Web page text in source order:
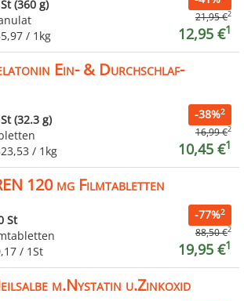
(360 g)
/ 1kg
21,95 €2
12,95 €1
Ein- & Durchschlaf-
(32.3 g)
/ 1kg
-38%2
16,99 €2
10,45 €1
120 mg Filmtabletten
St
/ 1St
-77%2
88,50 €2
19,95 €1
m.Nystatin u.Zinkoxid